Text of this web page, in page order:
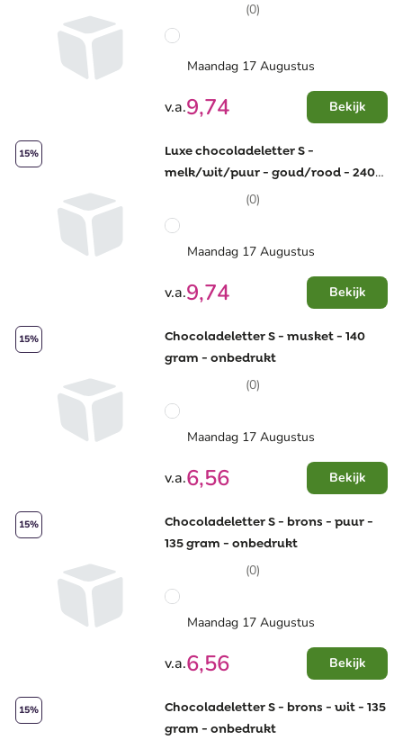
(0)
Maandag 17 Augustus
v.a.9,74 Bekijk
15%
Luxe chocoladeletter S -
melk/wit/puur - goud/rood - 240
gram - in geschenkdoos -
onbedrukt
(0)
Maandag 17 Augustus
v.a.9,74 Bekijk
15%
Chocoladeletter S - musket - 140
gram - onbedrukt
(0)
Maandag 17 Augustus
v.a.6,56 Bekijk
15%
Chocoladeletter S - brons - puur -
135 gram - onbedrukt
(0)
Maandag 17 Augustus
v.a.6,56 Bekijk
15%
Chocoladeletter S - brons - wit - 135
gram - onbedrukt